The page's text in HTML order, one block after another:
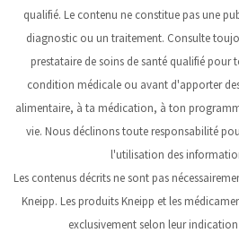
qualifié. Le contenu ne constitue pas une
diagnostic ou un traitement. Consulte
prestataire de soins de santé qualifié pour
condition médicale ou avant d'apporter
alimentaire, à ta médication, à ton
vie. Nous déclinons toute responsabilité
l'utilisation des
Les contenus décrits ne sont pas
Kneipp. Les produits Kneipp et les
exclusivement selon leur